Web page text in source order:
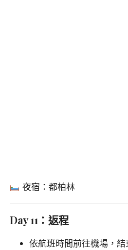
夜宿：都柏林
Day 11：返程
依航班時間前往機場，